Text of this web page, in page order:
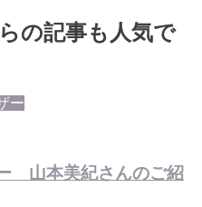
の記事も人気で
ー
山本美紀さんのご紹